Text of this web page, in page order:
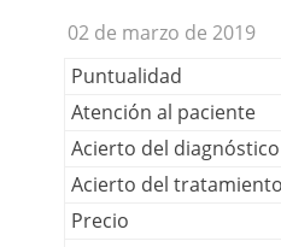
02 de marzo de 2019
Puntualidad
Atención al paciente
Acierto del diagnóstico
Acierto del tratamiento
Precio